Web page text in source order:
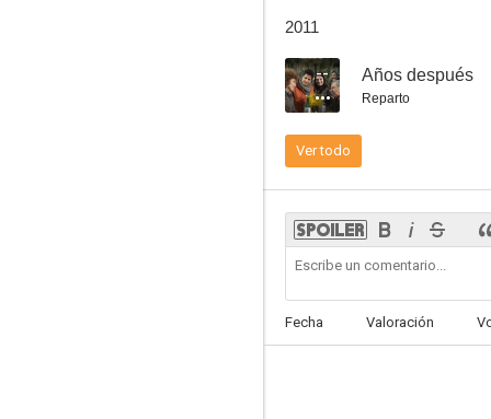
2011
-- Años después
Reparto
Ver todo
Fecha Valoración